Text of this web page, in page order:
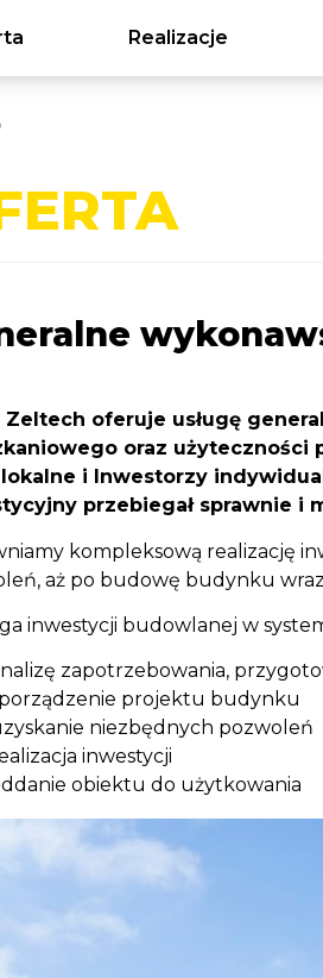
Realizacje
Zeltech oferuje usługę
oraz użyteczności
i Inwestorzy
przebiegał sprawnie i
kompleksową realizację
aż po budowę budynku
inwestycji budowlanej w
zapotrzebowania,
projektu budynku
niezbędnych pozwoleń
inwestycji
obiektu do użytkowania